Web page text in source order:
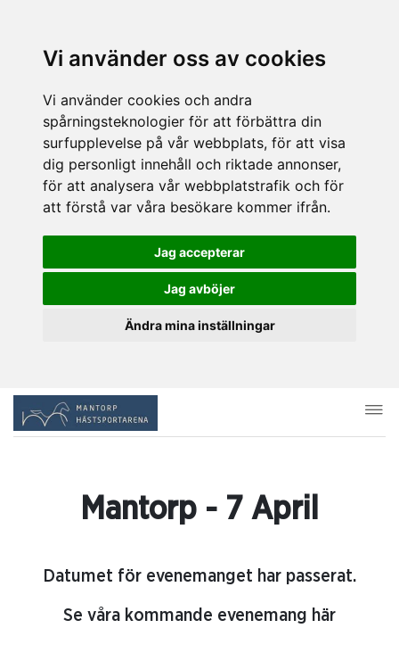
Vi använder oss av cookies
Vi använder cookies och andra
spårningsteknologier för att förbättra din
surfupplevelse på vår webbplats, för att visa
dig personligt innehåll och riktade annonser,
för att analysera vår webbplatstrafik och för
att förstå var våra besökare kommer ifrån.
Jag accepterar
Jag avböjer
Ändra mina inställningar
Mantorp - 7 April
Datumet för evenemanget har passerat.
Se våra kommande evenemang här